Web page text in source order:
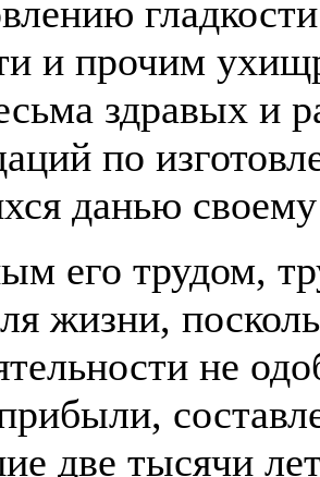
и прочим
здравых и
по
данью
его трудом,
жизни,
не
две тысячи